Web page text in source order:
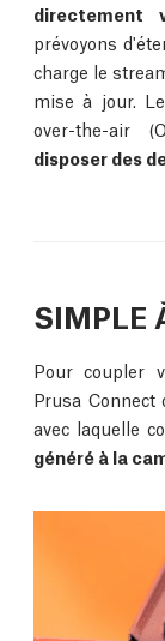
directement
prévoyons
charge le
mise à jour.
over-the-air
disposer des
SIMPLE
Pour coupler
Prusa
avec laquelle
généré à la